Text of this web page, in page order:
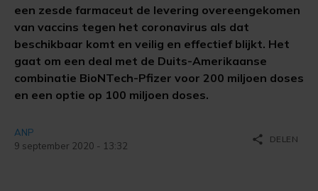
een zesde farmaceut de levering overeengekomen
van vaccins tegen het coronavirus als dat
beschikbaar komt en veilig en effectief blijkt. Het
gaat om een deal met de Duits-Amerikaanse
combinatie BioNTech-Pfizer voor 200 miljoen doses
en een optie op 100 miljoen doses.
ANP
9 september 2020 - 13:32
share DELEN